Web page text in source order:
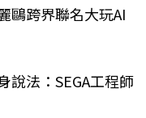
鷗跨界聯名大玩AI
說法：SEGA工程師